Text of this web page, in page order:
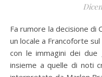
Fa rumore la decisione di Constantin Ulbrich, proprietario di
un locale a Francoforte
con le immagini dei due
insieme a quelle di noti